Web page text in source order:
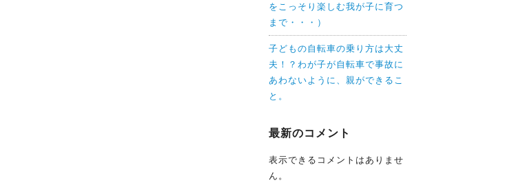
をこっそり楽しむ我が子に育つ
まで・・・）
子どもの自転車の乗り方は大丈
夫！？わが子が自転車で事故に
あわないように、親ができるこ
と。
最新のコメント
表示できるコメントはありませ
ん。